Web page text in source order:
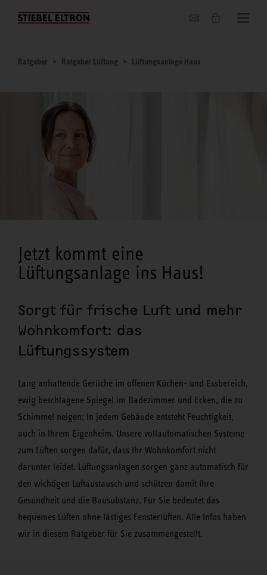
Unternehmen
Ratgeber Ratgeber Lüftung Lüftungsanlage Haus
Jetzt kommt eine
Lüftungsanlage ins Haus!
Sorgt für frische Luft und mehr
Wohnkomfort: das
Lüftungssystem
Lang anhaltende Gerüche im offenen Küchen- und Essbereich,
ewig beschlagene Spiegel im Badezimmer und Ecken, die zu
Schimmel neigen: In jedem Gebäude entsteht Feuchtigkeit,
auch in Ihrem Eigenheim. Unsere vollautomatischen Systeme
zum Lüften sorgen dafür, dass Ihr Wohnkomfort nicht
darunter leidet. Lüftungsanlagen sorgen ganz automatisch für
den wichtigen Luftaustausch und schützen damit Ihre
Gesundheit und die Bausubstanz. Für Sie bedeutet das
bequemes Lüften ohne lästiges Fensterlüften. Alle Infos haben
wir in diesem Ratgeber für Sie zusammengestellt.